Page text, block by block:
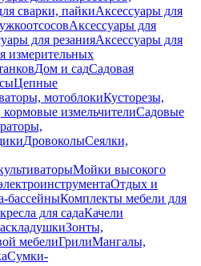
сварки, пайкиАксессуары для
Аксессуары для
для резанияАксессуары для
измерительных
Дом и садСадовая
Цепные
мотоблокиКусторезы,
измельчителиСадовые
ДровоколыСеялки,
Мойки высокого
Отдых и
бассейныКомплекты мебели для
для садаКачели
Зонты,
мебелиГрилиМангалы,
Сумки-